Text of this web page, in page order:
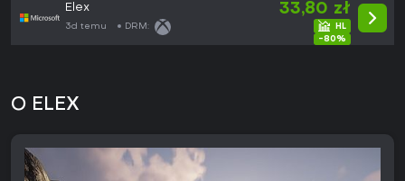
Elex
3d temu DRM:
33,80 zł
-80%
O ELEX